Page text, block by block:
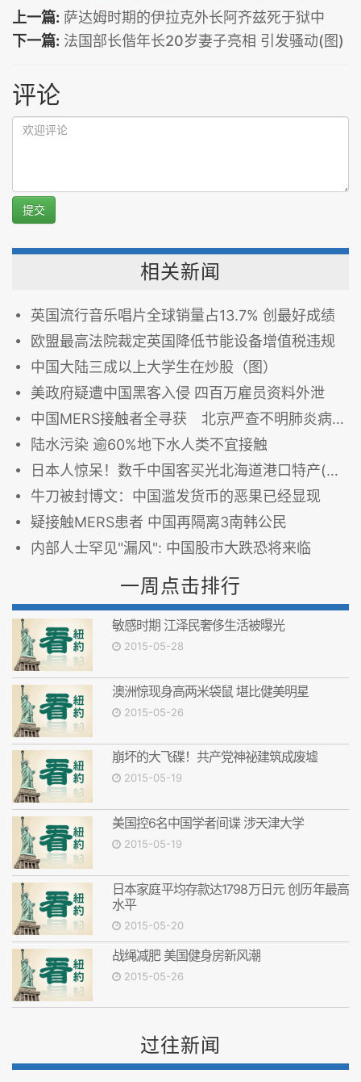
上一篇: 萨达姆时期的伊拉克外长阿齐兹死于狱中
下一篇: 法国部长偕年长20岁妻子亮相 引发骚动(图)
评论
提交
相关新闻
英国流行音乐唱片全球销量占13.7% 创最好成绩
欧盟最高法院裁定英国降低节能设备增值税违规
中国大陆三成以上大学生在炒股（图）
美政府疑遭中国黑客入侵 四百万雇员资料外泄
中国MERS接触者全寻获 北京严查不明肺炎病例
陆水污染 逾60%地下水人类不宜接触
日本人惊呆！数千中国客买光北海道港口特产(图)
牛刀被封博文：中国滥发货币的恶果已经显现
疑接触MERS患者 中国再隔离3南韩公民
内部人士罕见"漏风": 中国股市大跌恐将来临
一周点击排行
敏感时期 江泽民奢侈生活被曝光
2015-05-28
澳洲惊现身高两米袋鼠 堪比健美明星
2015-05-26
崩坏的大飞碟！共产党神祕建筑成废墟
2015-05-19
美国控6名中国学者间谍 涉天津大学
2015-05-19
日本家庭平均存款达1798万日元 创历年最高
水平
2015-05-20
战绳减肥 美国健身房新风潮
2015-05-26
过往新闻